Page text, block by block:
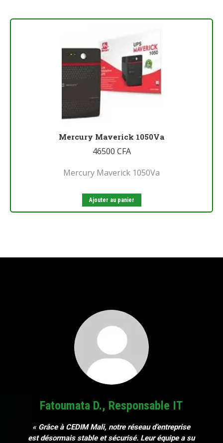
Mercury Maverick 1050Va
46500 CFA
Mercury Maverick 1050Va
Ajouter au panier
Fatoumata D., Responsable IT
« Grâce à CEDIM Mali, notre réseau d’entreprise
est désormais stable et sécurisé. Leur équipe a su